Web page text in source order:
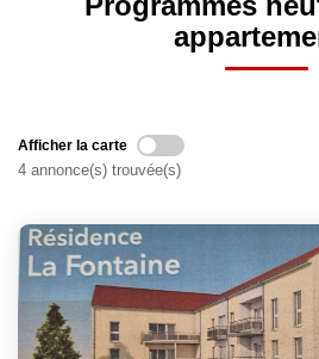
A Louer
Syndic
NOS
Sélectionnez...
Plus de critères
Afficher la carte
4 annonce(s) trouvée(s)